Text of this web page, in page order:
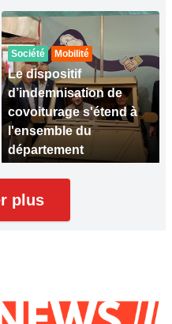
Société Mobilité
Le dispositif
d’indemnisation de
covoiturage s'étend à
l'ensemble du
département
plus